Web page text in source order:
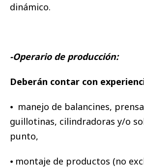
dinámico.
-Operario de producción:
Deberán contar con
⦁ manejo de balancines,
guillotinas, cilindradoras y/o
punto,
⦁ montaje de productos (no